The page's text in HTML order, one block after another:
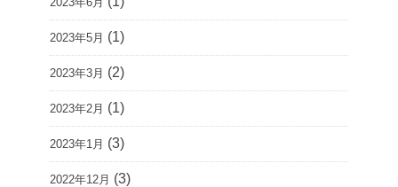
2023年5月 (1)
2023年3月 (2)
2023年2月 (1)
2023年1月 (3)
2022年12月 (3)